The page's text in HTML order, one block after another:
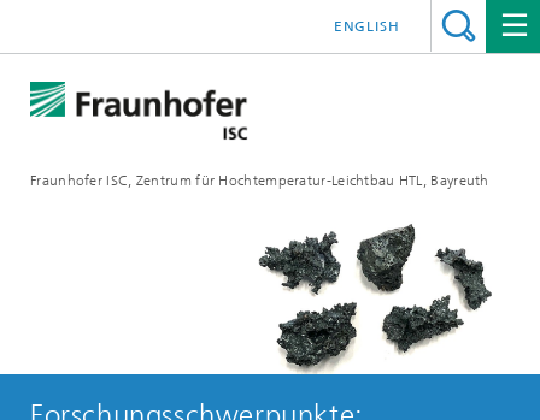
Fraunhofer ISC, Zentrum für Hochtemperatur-Leichtbau HTL, Bayreuth
ENGLISH